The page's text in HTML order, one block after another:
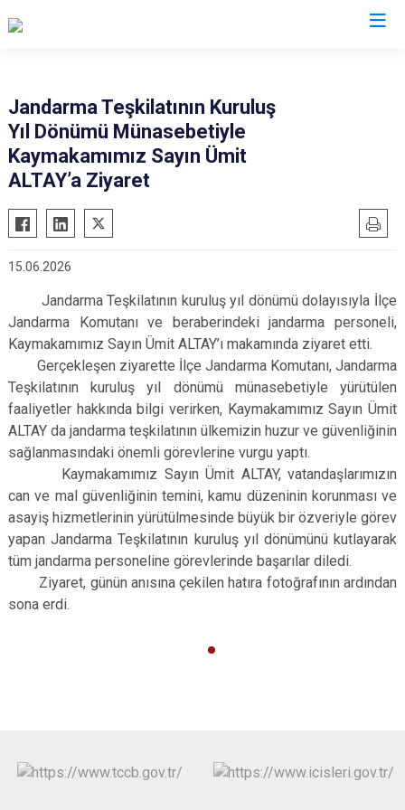
Büyükorhan
Gemlik
Harmancık
Karacabey
Keles
Kestel
Mustafakemalpaşa
Yenişehir
Yıldırım
Jandarma Teşkilatının Kuruluş
Yıl Dönümü Münasebetiyle
Kaymakamımız Sayın Ümit
ALTAY’a Ziyaret
15.06.2026
Jandarma Teşkilatının kuruluş yıl dönümü dolayısıyla İlçe
Jandarma Komutanı ve beraberindeki jandarma personeli,
Kaymakamımız Sayın Ümit ALTAY’ı makamında ziyaret etti.
Gerçekleşen ziyarette İlçe Jandarma Komutanı, Jandarma
Teşkilatının kuruluş yıl dönümü münasebetiyle yürütülen
faaliyetler hakkında bilgi verirken, Kaymakamımız Sayın Ümit
ALTAY da jandarma teşkilatının ülkemizin huzur ve güvenliğinin
sağlanmasındaki önemli görevlerine vurgu yaptı.
Kaymakamımız Sayın Ümit ALTAY, vatandaşlarımızın
can ve mal güvenliğinin temini, kamu düzeninin korunması ve
asayiş hizmetlerinin yürütülmesinde büyük bir özveriyle görev
yapan Jandarma Teşkilatının kuruluş yıl dönümünü kutlayarak
tüm jandarma personeline görevlerinde başarılar diledi.
Ziyaret, günün anısına çekilen hatıra fotoğrafının ardından
sona erdi.